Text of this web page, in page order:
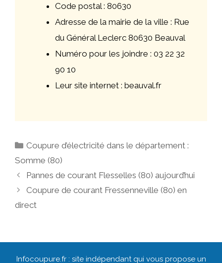
Code postal : 80630
Adresse de la mairie de la ville : Rue
du Général Leclerc 80630 Beauval
Numéro pour les joindre : 03 22 32
90 10
Leur site internet : beauval.fr
Catégories
Coupure d’électricité dans le département :
Somme (80)
Navigation
des
Pannes de courant Flesselles (80) aujourd’hui
Coupure de courant Fressenneville (80) en
direct
Infocoupure.fr : site indépendant qui vous propose un